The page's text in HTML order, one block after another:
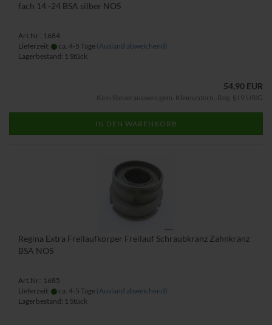
fach 14 -24 BSA silber NOS
Art.Nr.: 1684
Lieferzeit:
ca. 4-5 Tage (Ausland abweichend)
Lagerbestand: 1 Stück
54,90 EUR
Kein Steuerausweis gem. Kleinuntern.-Reg. §19 UStG
IN DEN WARENKORB
Regina Extra Freilaufkörper Freilauf Schraubkranz Zahnkranz
BSA NOS
Art.Nr.: 1685
Lieferzeit:
ca. 4-5 Tage (Ausland abweichend)
Lagerbestand: 1 Stück